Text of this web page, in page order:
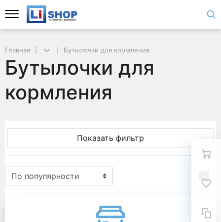
Главная Бутылочки для кормления
Бутылочки для
кормления
Показать фильтр